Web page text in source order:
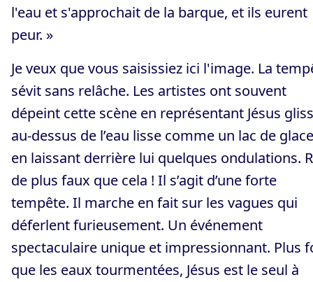
l'eau et s'approchait de la barque, et ils eurent
peur. »
Je veux que vous saisissiez ici l'image. La
sévit sans relâche. Les artistes ont souvent
dépeint cette scène en représentant Jésus
au-dessus de l’eau lisse comme un lac de
en laissant derrière lui quelques ondulations.
de plus faux que cela ! Il s’agit d’une forte
tempête. Il marche en fait sur les vagues qui
déferlent furieusement. Un événement
spectaculaire unique et impressionnant. Plus
que les eaux tourmentées, Jésus est le seul à